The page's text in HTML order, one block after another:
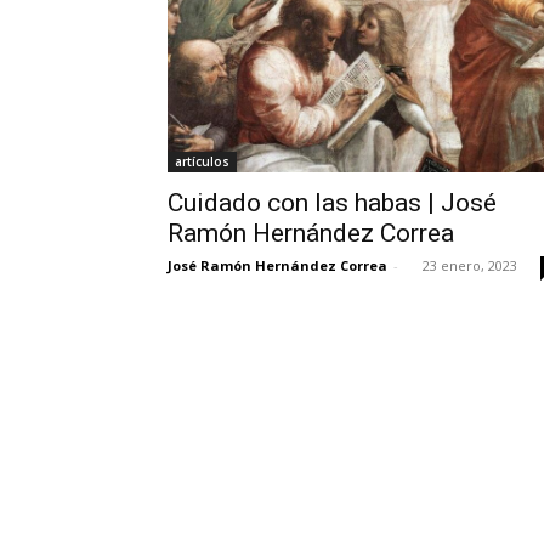
artículos
Cuidado con las habas | José
Ramón Hernández Correa
José Ramón Hernández Correa - 23 enero, 2023